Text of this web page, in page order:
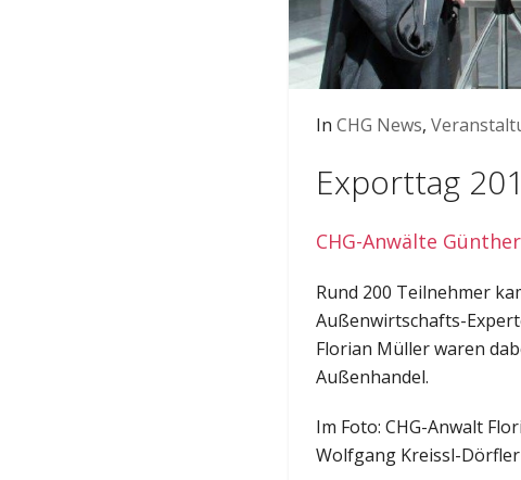
In CHG News,
Exporttag
CHG-Anwälte
Rund 200 Teilnehmer
Außenwirtschafts-
Florian Müller waren
Außenhandel.
Im Foto: CHG-Anwalt
Wolfgang Kreissl-Dörfler